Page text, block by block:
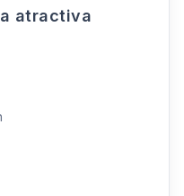
atractiva